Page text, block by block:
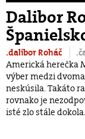
Dalibor
.dalibor Roháč
Americká herečka
výber medzi
neskúsila. Takáto
rovnako je
isté zlo stále dokola.